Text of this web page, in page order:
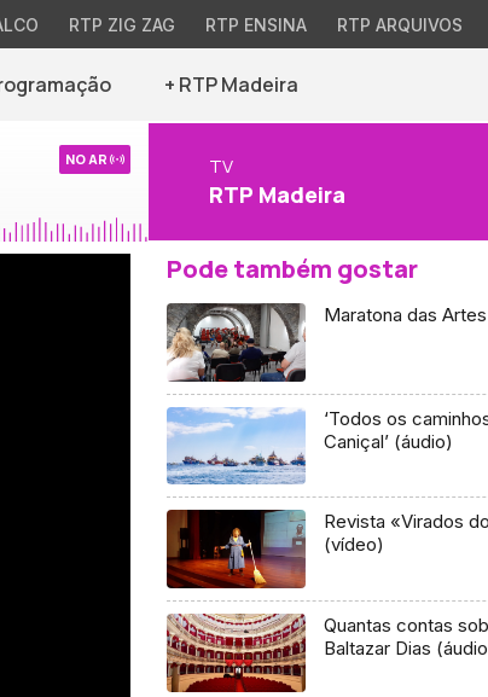
RTP ZIG ZAG RTP ENSINA RTP ARQUIVOS
+ RTP Madeira
NO AR TV
RTP Madeira
Pode também gostar
Maratona das
‘Todos os
Caniçal’ (áudio)
Revista «Virados
(vídeo)
Quantas contas
Baltazar Dias